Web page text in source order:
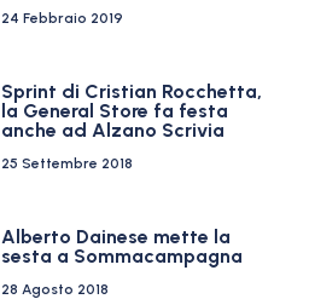
24 Febbraio 2019
Sprint di Cristian Rocchetta,
la General Store fa festa
anche ad Alzano Scrivia
25 Settembre 2018
Alberto Dainese mette la
sesta a Sommacampagna
28 Agosto 2018